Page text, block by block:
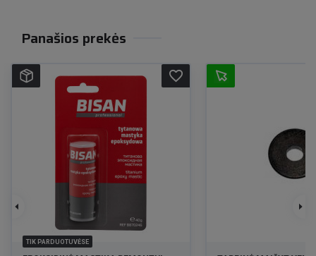
Panašios prekės
TIK PARDUOTUVĖSE
favorite_border